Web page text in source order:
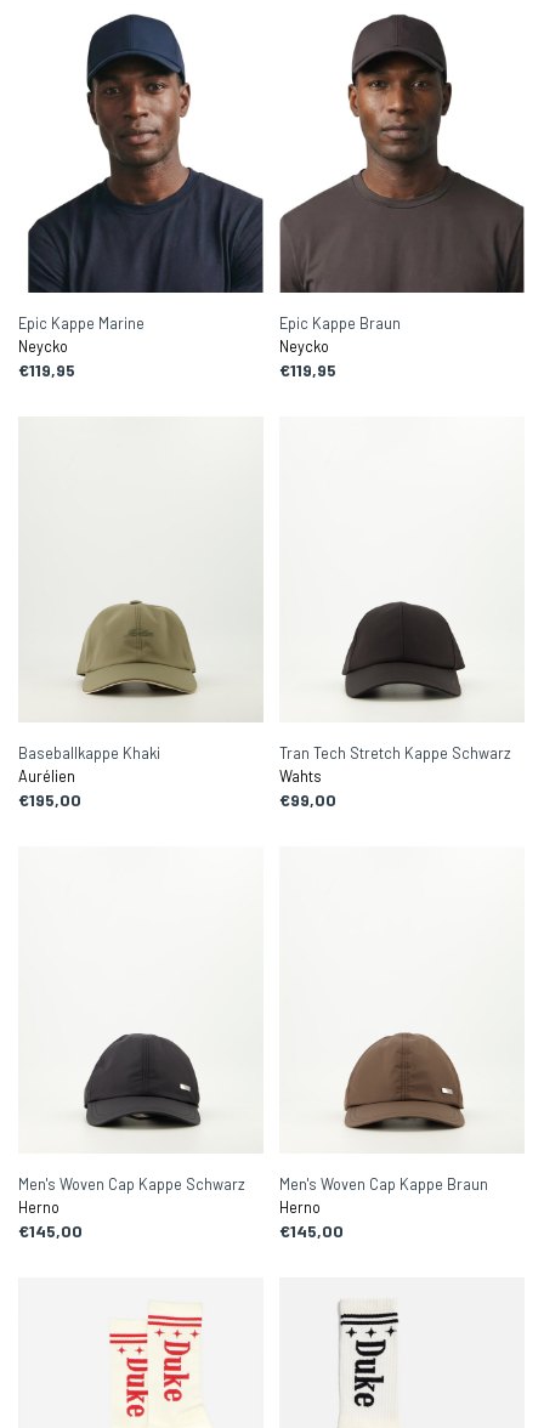
Epic Kappe Marine
Neycko
€119,95
Epic Kappe Braun
Neycko
€119,95
Baseballkappe Khaki
Aurélien
€195,00
Tran Tech Stretch Kappe Schwarz
Wahts
€99,00
Men's Woven Cap Kappe Schwarz
Herno
€145,00
Men's Woven Cap Kappe Braun
Herno
€145,00